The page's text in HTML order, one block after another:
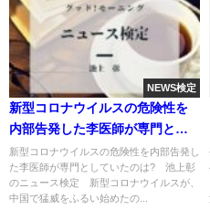
NEWS検定
新型コロナウイルスの危険性を
内部告発した李医師が専門とし
ていたのは? 【ニュース検定】
新型コロナウイルスの危険性を内部告発し
た李医師が専門としていたのは? 池上彰
のニュース検定 新型コロナウイルスが、
中国で猛威をふるい始めたの...